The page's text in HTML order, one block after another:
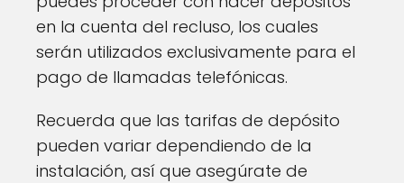
en la cuenta del recluso, los cuales
serán utilizados exclusivamente para el
pago de llamadas telefónicas.
Recuerda que las tarifas de depósito
pueden variar dependiendo de la
instalación, así que asegúrate de